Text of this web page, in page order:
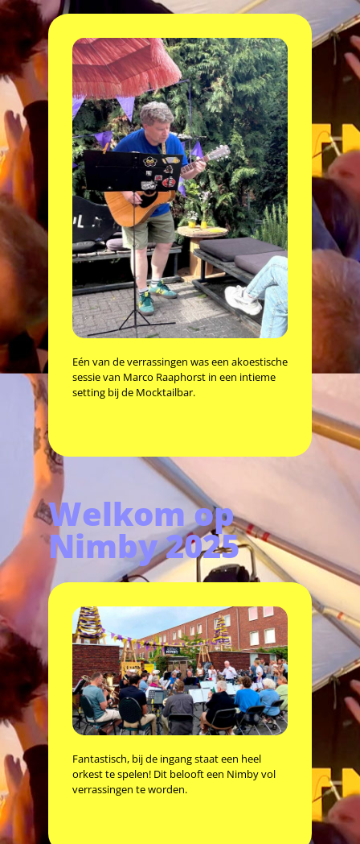
Eén van de verrassingen was een akoestische
sessie van Marco Raaphorst in een intieme
setting bij de Mocktailbar.
Welkom op
Nimby 2025
Fantastisch, bij de ingang staat een heel
orkest te spelen! Dit belooft een Nimby vol
verrassingen te worden.